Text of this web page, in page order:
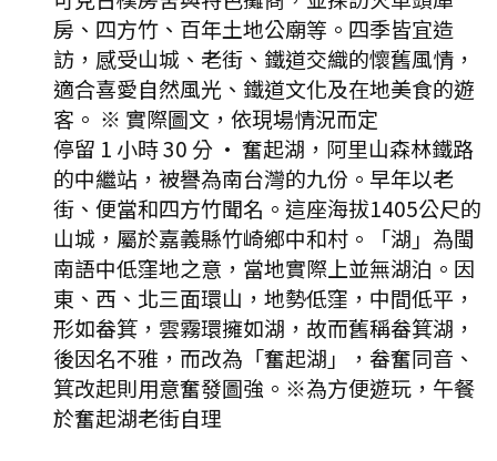
房、四方竹、百年土地公廟等。四季皆宜造
訪，感受山城、老街、鐵道交織的懷舊風情，
適合喜愛自然風光、鐵道文化及在地美食的遊
客。 ※ 實際圖文，依現場情況而定
停留 1 小時 30 分 · 奮起湖，阿里山森林鐵路
的中繼站，被譽為南台灣的九份。早年以老
街、便當和四方竹聞名。這座海拔1405公尺的
山城，屬於嘉義縣竹崎鄉中和村。「湖」為閩
南語中低窪地之意，當地實際上並無湖泊。因
東、西、北三面環山，地勢低窪，中間低平，
形如畚箕，雲霧環擁如湖，故而舊稱畚箕湖，
後因名不雅，而改為「奮起湖」，畚奮同音、
箕改起則用意奮發圖強。※為方便遊玩，午餐
於奮起湖老街自理